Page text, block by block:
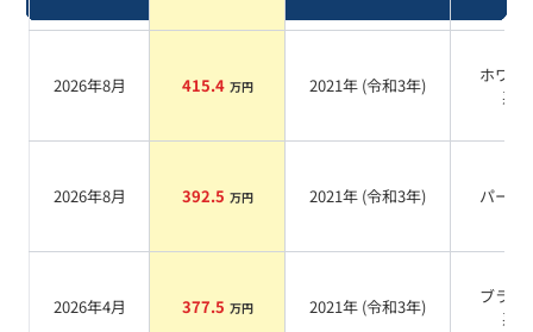
2026年8月 415.4 万円 2021年 (令和3年)
ホワイ
系
2026年8月 392.5 万円 2021年 (令和3年) パール
2026年4月 377.5 万円 2021年 (令和3年)
ブラッ
系